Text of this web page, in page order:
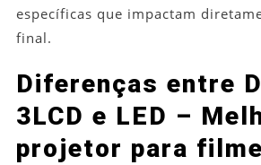
específicas que impactam
final.
Diferenças entre
3LCD e LED –
projetor para